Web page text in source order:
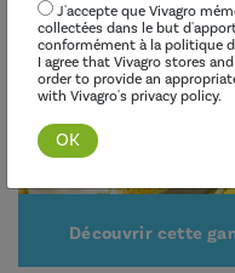
Découvrir cette
J'accepte que Vivagro
collectées dans le but
conformément à la politique
I agree that Vivagro stores
order to provide an
with Vivagro's privacy policy.